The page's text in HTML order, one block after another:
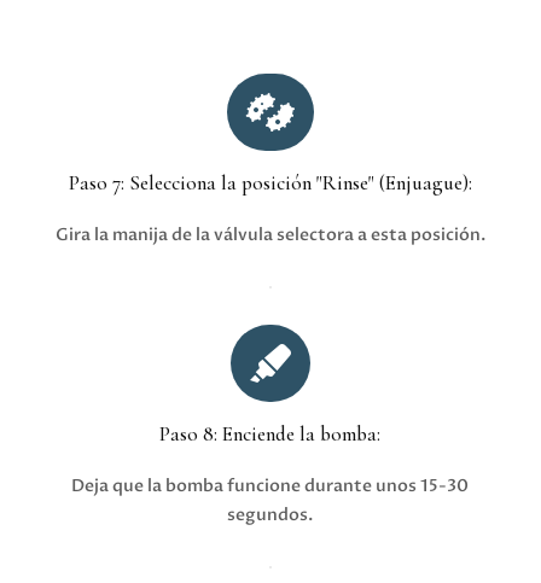

Paso 7: Selecciona la posición "Rinse" (Enjuague):
Gira la manija de la válvula selectora a esta posición.

Paso 8: Enciende la bomba:
Deja que la bomba funcione durante unos 15-30
segundos.